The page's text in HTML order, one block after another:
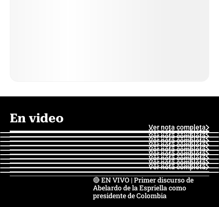
En video
Ver nota completa
Ver nota completa
Ver nota completa
Ver nota completa
Ver nota completa
Ver nota completa
Ver nota completa
Ver nota completa
Ver nota completa
Ver nota completa
🔴 EN VIVO | Primer discurso de
Abelardo de la Espriella como
presidente de Colombia